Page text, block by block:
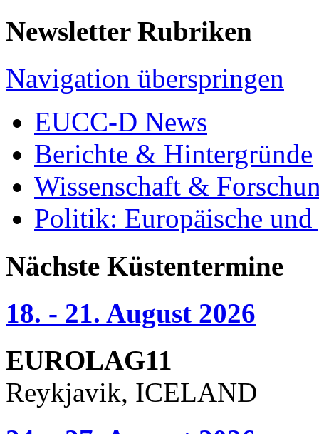
Newsletter Rubriken
Navigation überspringen
EUCC-D News
Berichte & Hintergründe
Wissenschaft &
Politik: Europäische
Nächste Küstentermine
18. - 21. August 2026
EUROLAG11
Reykjavik, ICELAND